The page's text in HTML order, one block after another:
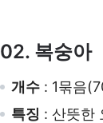
02. 복숭아
개수 : 1묶음
특징 : 산뜻한